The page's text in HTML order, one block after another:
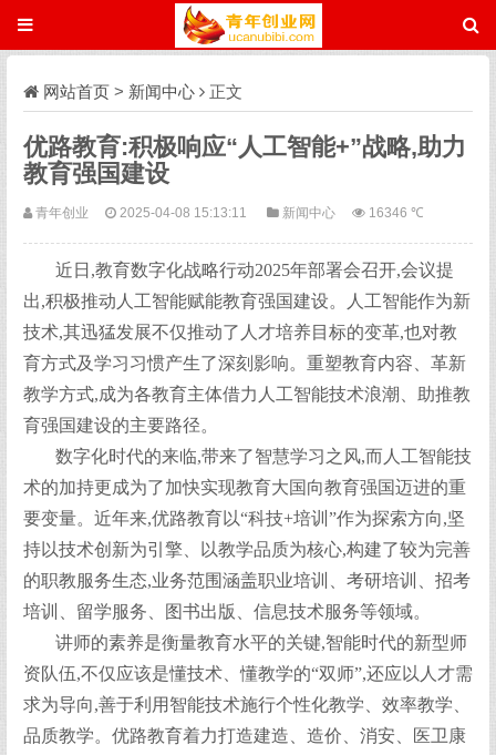
网站首页 > 新闻中心 正文
优路教育:积极响应“人工智能+”战略,助力
教育强国建设
青年创业 2025-04-08 15:13:11 新闻中心 16346 ℃
近日,教育数字化战略行动2025年部署会召开,会议提
出,积极推动人工智能赋能教育强国建设。人工智能作为新
技术,其迅猛发展不仅推动了人才培养目标的变革,也对教
育方式及学习习惯产生了深刻影响。重塑教育内容、革新
教学方式,成为各教育主体借力人工智能技术浪潮、助推教
育强国建设的主要路径。
数字化时代的来临,带来了智慧学习之风,而人工智能技
术的加持更成为了加快实现教育大国向教育强国迈进的重
要变量。近年来,优路教育以“科技+培训”作为探索方向,坚
持以技术创新为引擎、以教学品质为核心,构建了较为完善
的职教服务生态,业务范围涵盖职业培训、考研培训、招考
培训、留学服务、图书出版、信息技术服务等领域。
讲师的素养是衡量教育水平的关键,智能时代的新型师
资队伍,不仅应该是懂技术、懂教学的“双师”,还应以人才需
求为导向,善于利用智能技术施行个性化教学、效率教学、
品质教学。优路教育着力打造建造、造价、消安、医卫康